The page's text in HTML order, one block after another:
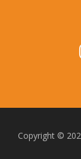
Copyright ©